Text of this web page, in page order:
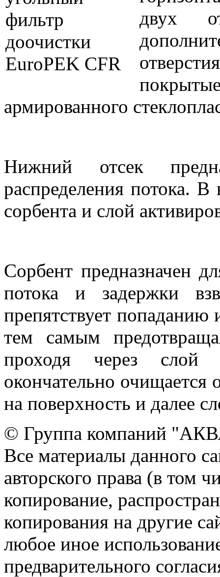
двух
армированного
Нижний отсек
распределения потока. В
сорбента и слой
Сорбент предназначен
потока и задержки
препятствует попаданию
тем самым
проходя через слой
окончательно очищается
на поверхность и далее
© Группа компаний
Все материалы данного
авторского права (в том
копирование,
копирования на другие
любое иное
предварительного